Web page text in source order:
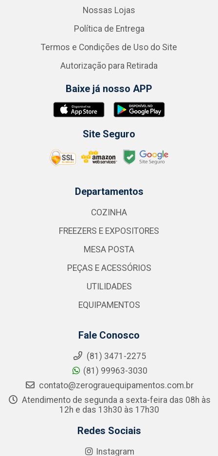
Nossas Lojas
Política de Entrega
Termos e Condições de Uso do Site
Autorização para Retirada
Baixe já nosso APP
Site Seguro
Departamentos
COZINHA
FREEZERS E EXPOSITORES
MESA POSTA
PEÇAS E ACESSÓRIOS
UTILIDADES
EQUIPAMENTOS
Fale Conosco
(81) 3471-2275
(81) 99963-3030
contato@zerograuequipamentos.com.br
Atendimento de segunda a sexta-feira das 08h às
12h e das 13h30 às 17h30
Redes Sociais
Instagram